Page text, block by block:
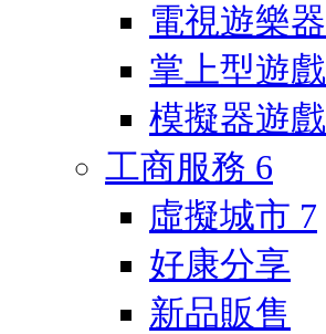
電視遊樂器
掌上型遊戲
模擬器遊戲
工商服務 6
虛擬城市 7
好康分享
新品販售